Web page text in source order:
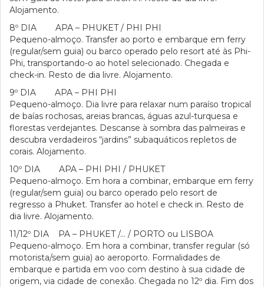
Alojamento.
8º DIA APA – PHUKET / PHI PHI
Pequeno-almoço. Transfer ao porto e embarque em ferry
(regular/sem guia) ou barco operado pelo resort até às Phi-
Phi, transportando-o ao hotel selecionado. Chegada e
check-in. Resto de dia livre. Alojamento.
9º DIA APA – PHI PHI
Pequeno-almoço. Dia livre para relaxar num paraíso tropical
de baías rochosas, areias brancas, águas azul-turquesa e
florestas verdejantes. Descanse à sombra das palmeiras e
descubra verdadeiros “jardins” subaquáticos repletos de
corais. Alojamento.
10º DIA APA – PHI PHI / PHUKET
Pequeno-almoço. Em hora a combinar, embarque em ferry
(regular/sem guia) ou barco operado pelo resort de
regresso a Phuket. Transfer ao hotel e check in. Resto de
dia livre. Alojamento.
11/12º DIA PA – PHUKET /… / PORTO ou LISBOA
Pequeno-almoço. Em hora a combinar, transfer regular (só
motorista/sem guia) ao aeroporto. Formalidades de
embarque e partida em voo com destino à sua cidade de
origem, via cidade de conexão. Chegada no 12º dia. Fim dos